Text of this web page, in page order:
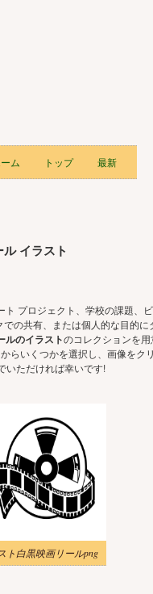
ム トップ 最新
イラスト
ト プロジェクト、学校の課題、
の共有、または個人的な目的に
ルのイラストのコレクションを
からいくつかを選択し、画像をク
いただければ幸いです!
ト白黒映画リールpng